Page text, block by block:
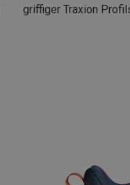
griffiger Traxion